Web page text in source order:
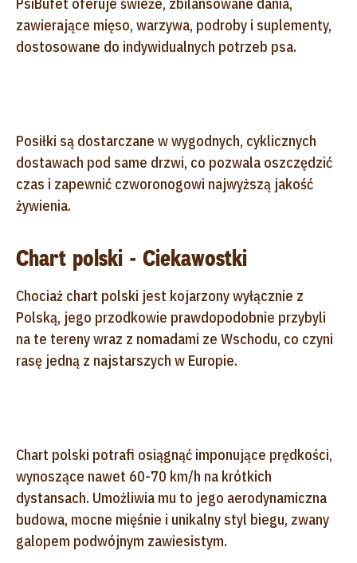
zawierające mięso, warzywa, podroby i suplementy,
dostosowane do indywidualnych potrzeb psa.
Posiłki są dostarczane w wygodnych, cyklicznych
dostawach pod same drzwi, co pozwala oszczędzić
czas i zapewnić czworonogowi najwyższą jakość
żywienia.
Chart polski - Ciekawostki
Chociaż chart polski jest kojarzony wyłącznie z
Polską, jego przodkowie prawdopodobnie przybyli
na te tereny wraz z nomadami ze Wschodu, co czyni
rasę jedną z najstarszych w Europie.
Chart polski potrafi osiągnąć imponujące prędkości,
wynoszące nawet 60-70 km/h na krótkich
dystansach. Umożliwia mu to jego aerodynamiczna
budowa, mocne mięśnie i unikalny styl biegu, zwany
galopem podwójnym zawiesistym.